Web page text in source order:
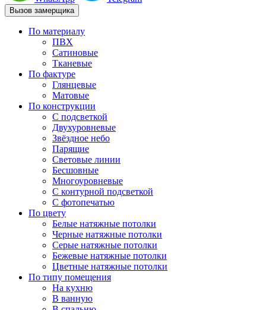
Вызов замерщика
По материалу
ПВХ
Сатиновые
Тканевые
По фактуре
Глянцевые
Матовые
По конструкции
С подсветкой
Двухуровневые
Звёздное небо
Парящие
Световые линии
Бесшовные
Многоуровневые
С контурной подсветкой
С фотопечатью
По цвету
Белые натяжные потолки
Черные натяжные потолки
Серые натяжные потолки
Бежевые натяжные потолки
Цветные натяжные потолки
По типу помещения
На кухню
В ванную